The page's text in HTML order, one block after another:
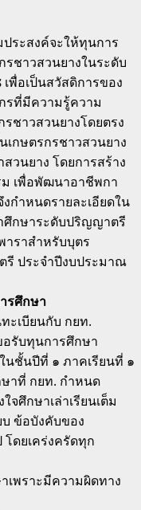
ประสงค์จะให้ทุนการ
ชาวสวนยางในระดับ
อเป็นสวัสดิการของ
รที่มีความรู้ความ
รชาวสวนยางโดยตรง
เกษตรกรชาวสวนยาง
วนยาง โดยการสร้าง
เพื่อพัฒนาอาชีพกา
กําหนดรายละเอียดใน
ศึกษาระดับปริญญาตรี
าราสําหรับบุตร
รี ประจําปีงบประมาณ
รศึกษา
ะเบียนกับ กยท.
รับทุนการศึกษา
นชั้นปีที่ ๑ ภาคเรียนที่ ๑
าที่ กยท. กําหนด
จศึกษาเล่าเรียนเต็ม
ข้อบังคับของ
ดยเคร่งครัดทุก
พราะมีความผิดทาง